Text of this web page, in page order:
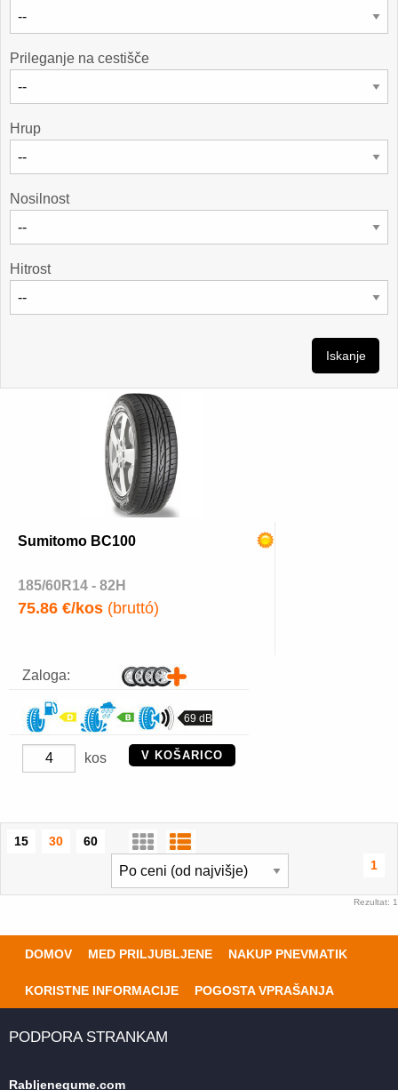
Prileganje na cestišče
Hrup
Nosilnost
Hitrost
Iskanje
Sumitomo BC100
185/60R14 - 82H
75.86 €/kos (bruttó)
Zaloga:
69 dB
kos V KOŠARICO
15 30
60
1
Rezultat: 1
DOMOV MED PRILJUBLJENE NAKUP PNEVMATIK
KORISTNE INFORMACIJE POGOSTA VPRAŠANJA
PODPORA STRANKAM
Rabljenegume.com